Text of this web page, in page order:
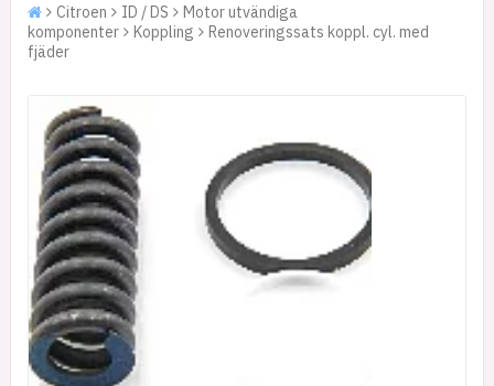
Citroen ID / DS
Motor utvändiga
komponenter
Koppling
Renoveringssats koppl. cyl. med
fjäder